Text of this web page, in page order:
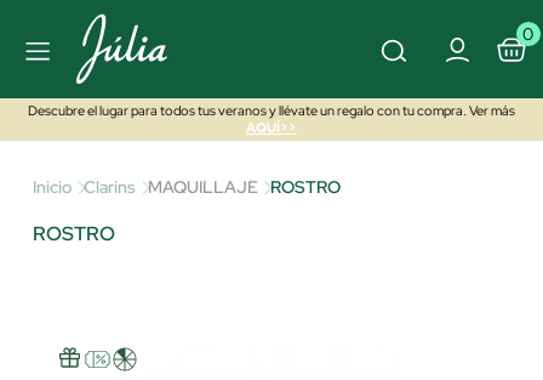
0
Descubre el lugar para todos tus veranos y llévate un regalo con tu compra. Ver más
AQUÍ>>
Inicio Clarins MAQUILLAJE ROSTRO
ROSTRO